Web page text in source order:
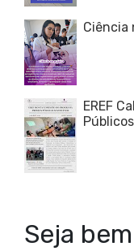
Ciência
EREF
Seja